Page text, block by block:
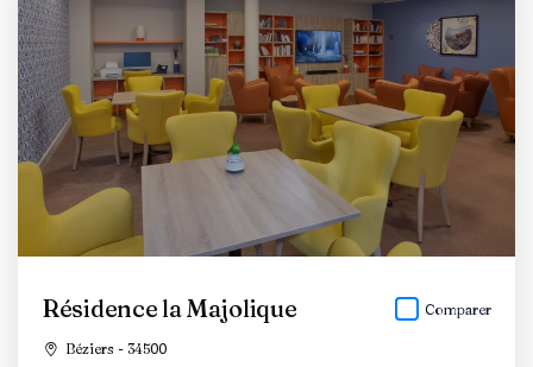
Résidence la Majolique
Béziers - 34500
Comparer